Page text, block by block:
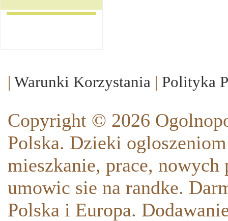
| Warunki Korzystania | Polityka
Copyright © 2026
Polska. Dzieki
mieszkanie, prace,
umowic sie na randke.
Polska i Europa.